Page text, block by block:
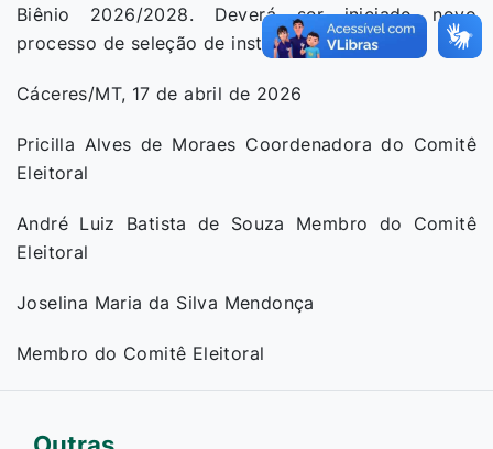
Biênio 2026/2028. Deverá ser iniciado novo
processo de seleção de instituições.
Cáceres/MT, 17 de abril de 2026
Pricilla Alves de Moraes Coordenadora do Comitê
Eleitoral
André Luiz Batista de Souza Membro do Comitê
Eleitoral
Joselina Maria da Silva Mendonça
Membro do Comitê Eleitoral